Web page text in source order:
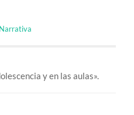
Narrativa
y en las aulas».